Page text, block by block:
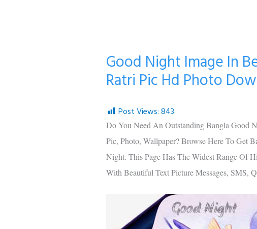
Good Night Image In
Ratri Pic Hd Photo
Post Views:843
Do You Need An Outstanding Bangla Good
Pic, Photo, Wallpaper? Browse Here To Get
Night. This Page Has The Widest Range Of
With Beautiful Text Picture Messages, SMS,